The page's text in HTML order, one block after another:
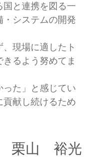
と連携を図る一
システムの開発
現場に適したト
るよう努めてま
た」と感じてい
献し続けるため
栗山 裕光